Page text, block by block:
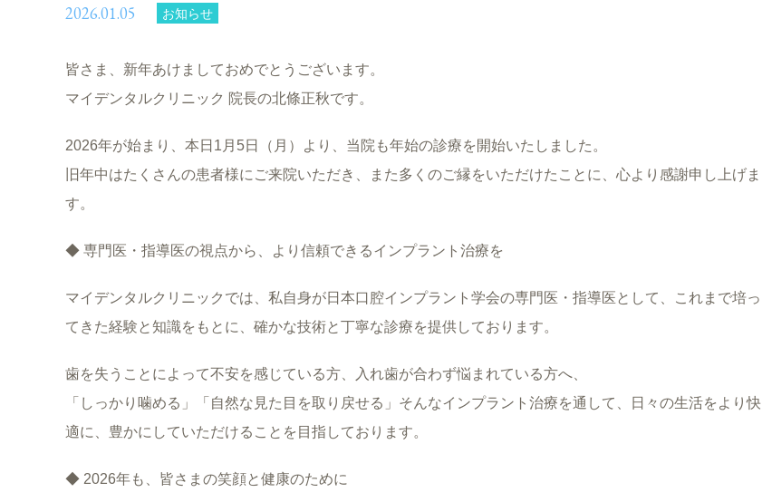
2026.01.05 お知らせ
皆さま、新年あけましておめでとうございます。
マイデンタルクリニック 院長の北條正秋です。
2026年が始まり、本日1月5日（月）より、当院も年始の診療を開始いたしました。
旧年中はたくさんの患者様にご来院いただき、また多くのご縁をいただけたことに、心より感謝申し上げま
す。
◆ 専門医・指導医の視点から、より信頼できるインプラント治療を
マイデンタルクリニックでは、私自身が日本口腔インプラント学会の専門医・指導医として、これまで培っ
てきた経験と知識をもとに、確かな技術と丁寧な診療を提供しております。
歯を失うことによって不安を感じている方、入れ歯が合わず悩まれている方へ、
「しっかり噛める」「自然な見た目を取り戻せる」そんなインプラント治療を通して、日々の生活をより快
適に、豊かにしていただけることを目指しております。
◆ 2026年も、皆さまの笑顔と健康のために